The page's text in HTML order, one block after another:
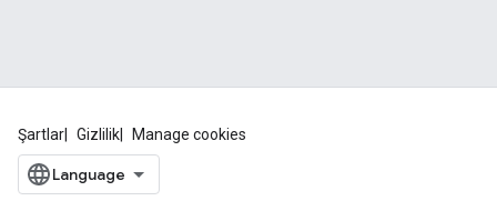
Şartlar Gizlilik Manage cookies